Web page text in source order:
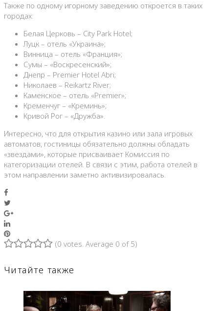
Также по одному игорному заведению откроется в таких
городах:
Белая Церковь – City Park Hotel;
Луцк – отель «Украина»;
Винница – отель «Франция»;
Сумы – «Воскресенский»;
Днепр – Premier Hotel Abri;
Николаев – Reikartz River;
Каменское – отель «Premier»;
Кременчуг – «Креминь»;
Кривой Рог – «Дружба».
Интересно, что для открытия казино или зала игровых
автоматов, гостиницы обязательно должны обладать
«звездами», которые присваивает Комиссия по
категоризации отелей. В связи с этим, работа отелей в
этом направлении заметно активизировалась.
Google+
LinkedIn
Pinterest
(0 votes. Average 0 of 5)
Читайте также